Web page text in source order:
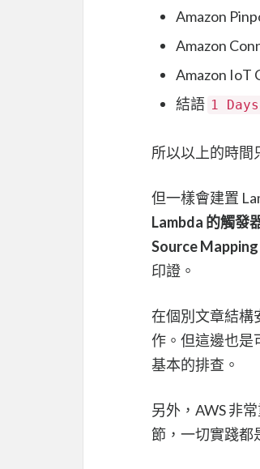
Amazon
Amazon
Amazon IoT
結語 1 Days
所以以上的時間
但一樣會建置
Lambda 的觸發
Source Mapping
印證。
在個別文章結構
作。但這邊也是
基本的排查。
另外，AWS 非
節，一切實踐都